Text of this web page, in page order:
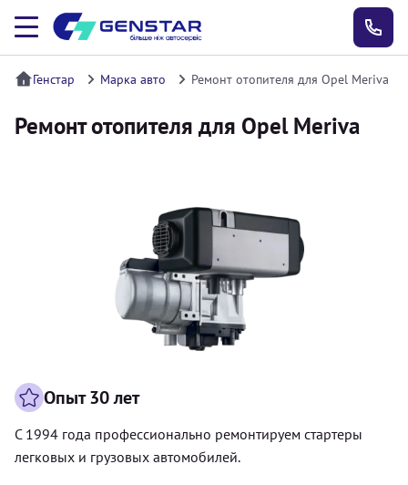
Генстар Марка авто Ремонт отопителя для Opel Meriva
Ремонт отопителя для Opel Meriva
Опыт 30 лет
С 1994 года профессионально ремонтируем стартеры
легковых и грузовых автомобилей.